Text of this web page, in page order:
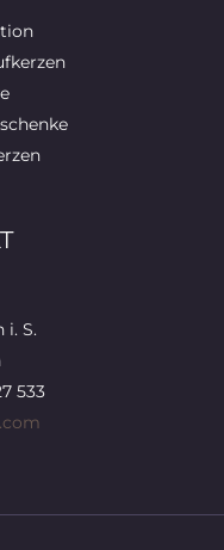
i. S.
533